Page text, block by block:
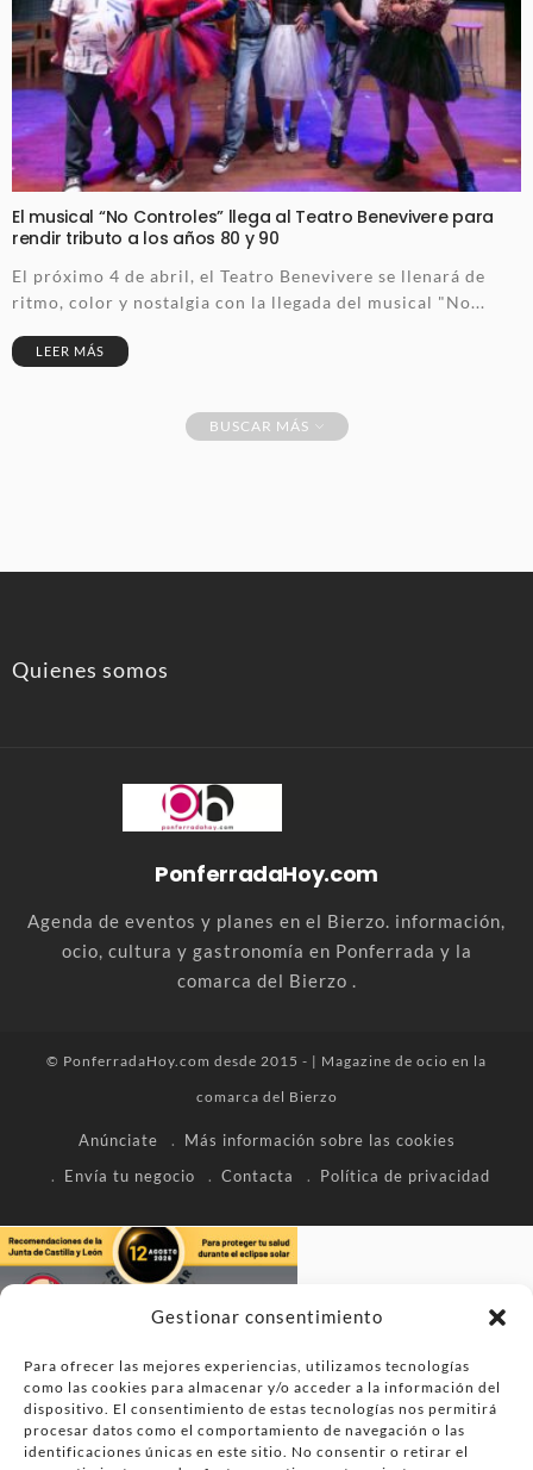
Gestionar consentimiento
Para ofrecer las mejores experiencias, utilizamos tecnologías
como las cookies para almacenar y/o acceder a la información del
dispositivo. El consentimiento de estas tecnologías nos permitirá
procesar datos como el comportamiento de navegación o las
identificaciones únicas en este sitio. No consentir o retirar el
El musical “No Controles” llega al Teatro Benevivere para
rendir tributo a los años 80 y 90
El próximo 4 de abril, el Teatro Benevivere se llenará de
ritmo, color y nostalgia con la llegada del musical "No...
LEER MÁS
BUSCAR MÁS
Quienes somos
PonferradaHoy.com
Agenda de eventos y planes en el Bierzo. información,
ocio, cultura y gastronomía en Ponferrada y la
comarca del Bierzo .
© PonferradaHoy.com desde 2015 - | Magazine de ocio en la
comarca del Bierzo
Anúnciate
Más información sobre las cookies
Envía tu negocio
Contacta Política de privacidad